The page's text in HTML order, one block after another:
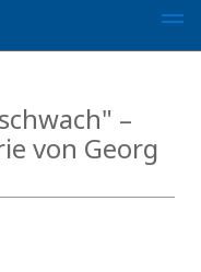
–
von Georg